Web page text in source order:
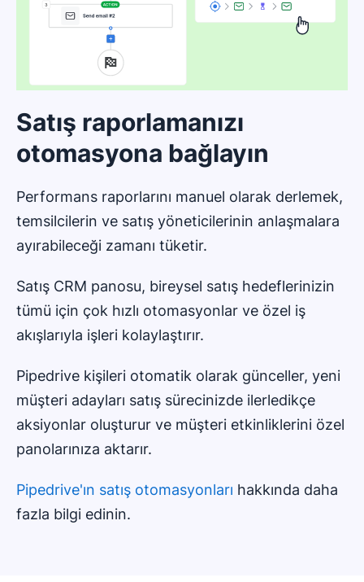
Satış raporlamanızı
otomasyona bağlayın
Performans raporlarını manuel olarak derlemek,
temsilcilerin ve satış yöneticilerinin anlaşmalara
ayırabileceği zamanı tüketir.
Satış CRM panosu, bireysel satış hedeflerinizin
tümü için çok hızlı otomasyonlar ve özel iş
akışlarıyla işleri kolaylaştırır.
Pipedrive kişileri otomatik olarak günceller, yeni
müşteri adayları satış sürecinizde ilerledikçe
aksiyonlar oluşturur ve müşteri etkinliklerini özel
panolarınıza aktarır.
Pipedrive'ın satış otomasyonları hakkında daha
fazla bilgi edinin.